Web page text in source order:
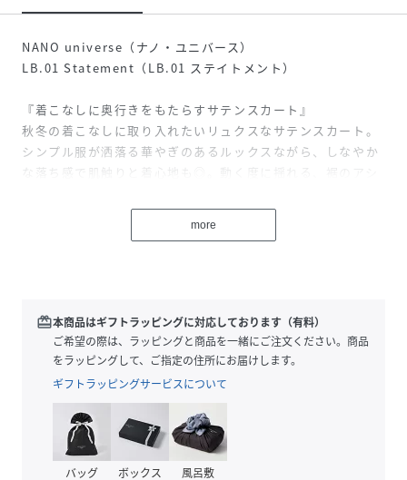
NANO universe（ナノ・ユニバース）
LB.01 Statement（LB.01 ステイトメント）
『着こなしに奥行きをもたらすサテンスカート』
秋冬の着こなしに取り入れたいリュクスなサテンスカート。
シンプル服が洒落る華やぎのあるルックスながら、しなやか
な落ち感で肌触りと着心地も◎。動く度に揺れる、裾のアシ
・エレガント過ぎない短めの丈設定とワンウォッシュ加工
・素材やスタイリングのコントラストを楽しめる一枚
-FABRIC-
・深みのある光沢が特徴のヴィンテージサテンを使用
・肌触りと着心地の良いしなやかな落ち感
-SERIES-
more
redeem本商品はギフトラッピングに対応しております（有料）
ご希望の際は、ラッピングと商品を一緒にご注文ください。商品
をラッピングして、ご指定の住所にお届けします。
ギフトラッピングサービスについて
バッグ ボックス 風呂敷